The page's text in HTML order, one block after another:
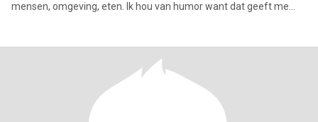
mensen, omgeving, eten. Ik hou van humor want dat geeft me